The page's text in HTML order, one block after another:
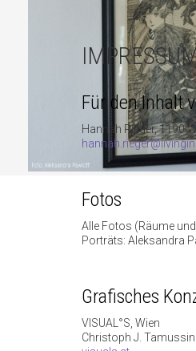
Für den Inhalt
Hannah Rieger, 1190
Fotos
Alle Fotos (Räume
Porträts: Aleksandra
Grafisches
VISUAL°S, Wien
Christoph J.